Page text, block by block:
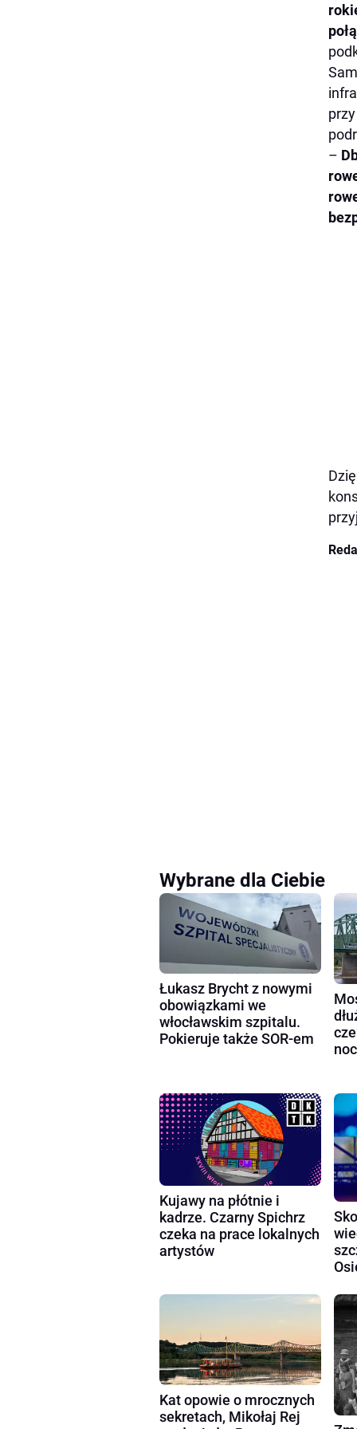
–
Wybrane dla Ciebie
Łukasz Brycht z nowymi
obowiązkami we
włocławskim szpitalu.
Pokieruje także SOR-em
Kujawy na płótnie i
kadrze. Czarny Spichrz
czeka na prace lokalnych
artystów
Kat opowie o mrocznych
sekretach, Mikołaj Rej